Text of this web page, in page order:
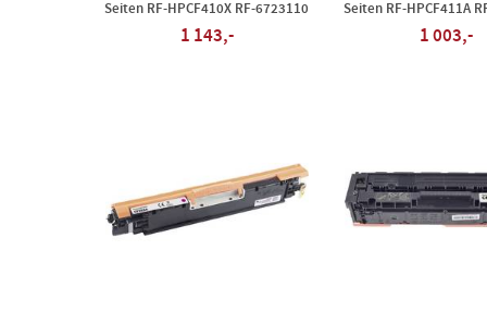
Seiten RF-HPCF410X RF-6723110
1 143,-
Seiten RF-HPCF411A
1 003,-